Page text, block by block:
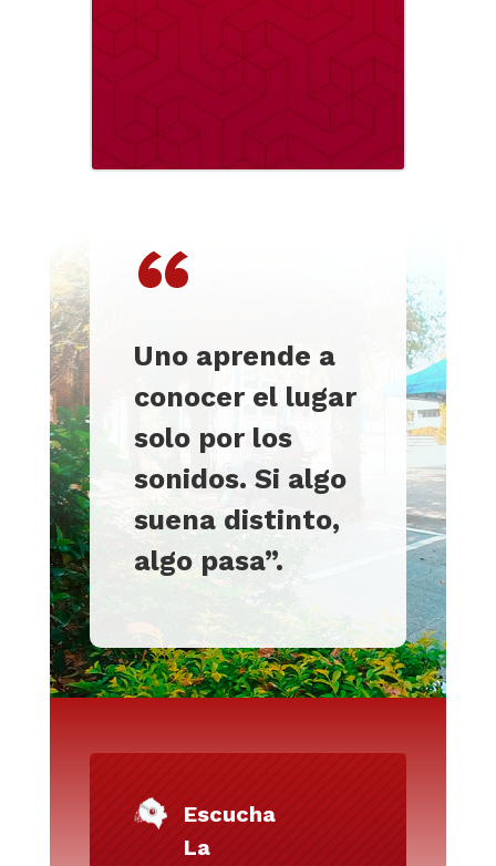
“
Uno aprende a
conocer el lugar
solo por los
sonidos. Si algo
suena distinto,
algo pasa”.
Escucha
La